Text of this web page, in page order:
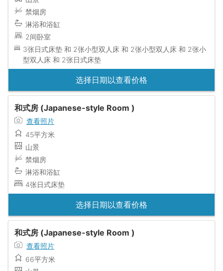
禁烟房
淋浴和浴缸
2间卧室
3张日式床垫 和 2张小型双人床 和 2张小型双人床 和 2张小
型双人床 和 2张日式床垫
选择日期以查看价格
和式房 (Japanese-style Room )
查看照片
45平方米
山景
禁烟房
淋浴和浴缸
4张日式床垫
选择日期以查看价格
和式房 (Japanese-style Room )
查看照片
66平方米